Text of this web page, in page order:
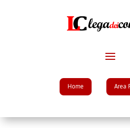
Home Area